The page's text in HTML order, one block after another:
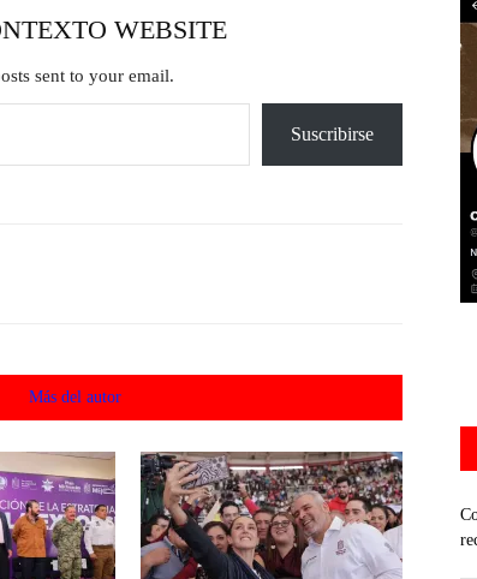
WEBSITE
sent to your email.
Suscribirse
Más del autor